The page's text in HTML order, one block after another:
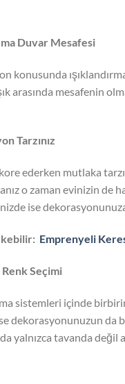
Duvar Mesafesi
konusunda
arasında mesafenin
Tarzınız
ederken mutlaka
o zaman evinizin de
ise
Emprenyeli
Seçimi
sistemleri içinde
dekorasyonunuzun da
yalnızca tavanda değil